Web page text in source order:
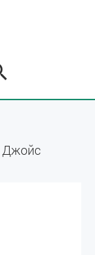
Джойс